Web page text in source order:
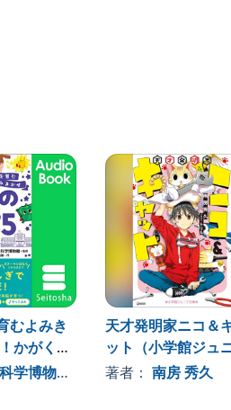
決めつける。
、「正義の反対は、正義」かもし
はないでしょうか。
モンが、世界の名作童話を「こ
の気持ちを考えてみよう。
たのは、本当に「バカだと思わ
が部屋をのぞいたのは、鶴を思
きに、「へぇ〜」「そうだった
まな角度から見る力」が育ってい
! ● 興味の幅がどんどんひろがる!
むよみき
かがくの
学博物館 , 、その他
天才発明家ニコ＆
ット（小学館ジュ
文庫）
著者：南房 秀久